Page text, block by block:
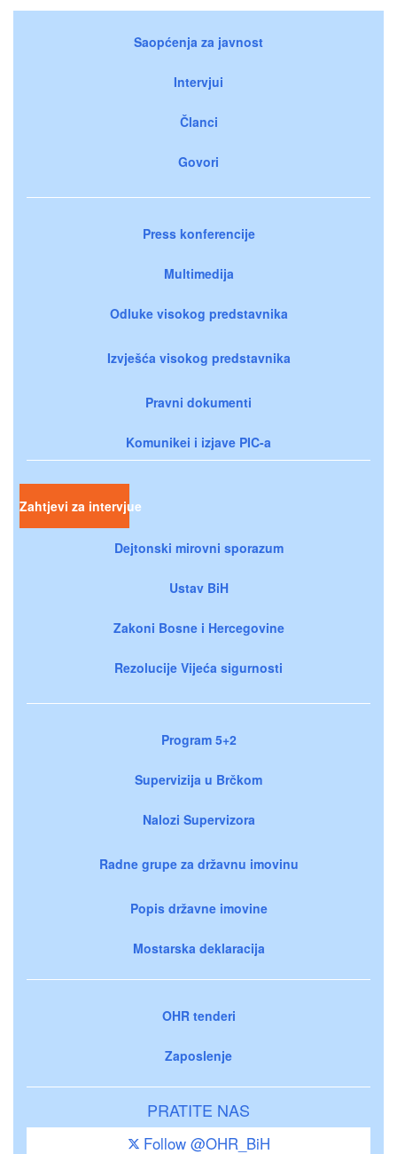
Saopćenja za javnost
Intervjui
Članci
Govori
Press konferencije
Multimedija
Odluke visokog predstavnika
Izvješća visokog predstavnika
Pravni dokumenti
Komunikei i izjave PIC-a
Zahtjevi za intervjue
Dejtonski mirovni sporazum
Ustav BiH
Zakoni Bosne i Hercegovine
Rezolucije Vijeća sigurnosti
Program 5+2
Supervizija u Brčkom
Nalozi Supervizora
Radne grupe za državnu imovinu
Popis državne imovine
Mostarska deklaracija
OHR tenderi
Zaposlenje
PRATITE NAS
Follow @OHR_BiH